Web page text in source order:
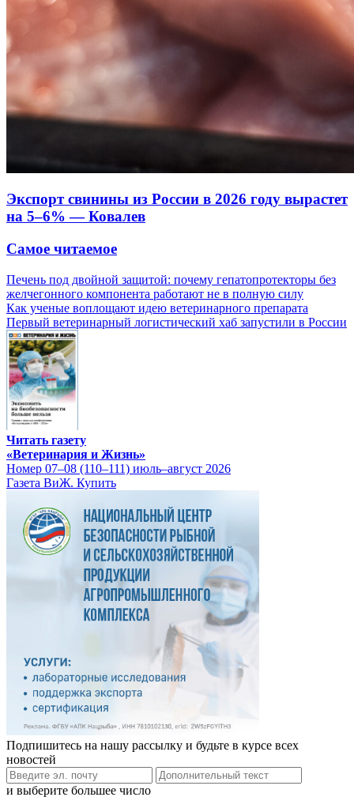
Экспорт свинины из России в 2026 году вырастет
на 5–6% — Ковалев
Самое читаемое
Печень под двойной защитой: почему гепатопротекторы без
желчегонного компонента работают не в полную силу
Как ученые воплощают идею ветеринарного препарата
Первый ветеринарный логистический хаб запустили в России
Читать газету
«Ветеринария и Жизнь»
Номер 07–08 (110–111) июль–август 2026
Газета ВиЖ. Купить
Подпишитесь на нашу рассылку и будьте в курсе всех
новостей
и выберите большее число